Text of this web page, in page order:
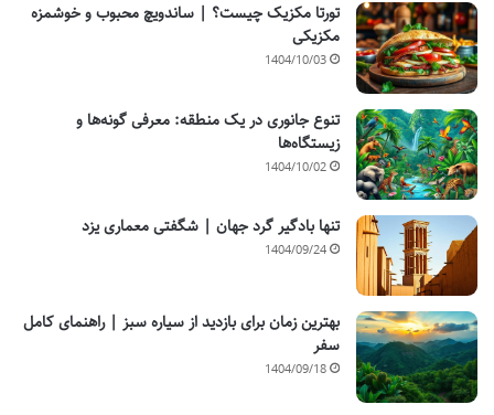
تورتا مکزیک چیست؟ | ساندویچ محبوب و خوشمزه
مکزیکی
1404/10/03
تنوع جانوری در یک منطقه: معرفی گونه‌ها و
زیستگاه‌ها
1404/10/02
تنها بادگیر گرد جهان | شگفتی معماری یزد
1404/09/24
بهترین زمان برای بازدید از سیاره سبز | راهنمای کامل
سفر
1404/09/18